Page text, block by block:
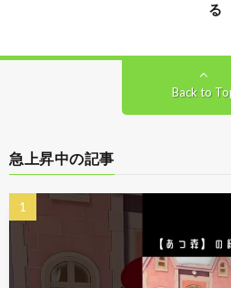
る
Back to
急上昇中の記事